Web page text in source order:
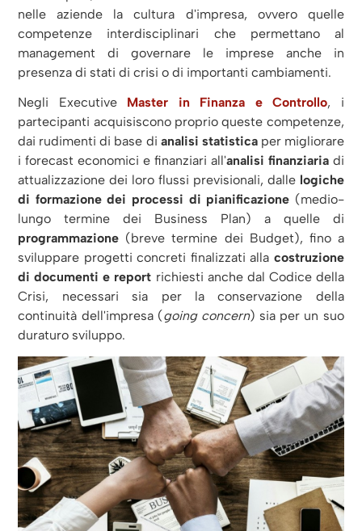
nelle aziende la cultura d'impresa, ovvero quelle
competenze interdisciplinari che permettano al
management di governare le imprese anche in
presenza di stati di crisi o di importanti cambiamenti.
Negli Executive Master in Finanza e Controllo, i
partecipanti acquisiscono proprio queste competenze,
dai rudimenti di base di analisi statistica per migliorare
i forecast economici e finanziari all'analisi finanziariadi
attualizzazione dei loro flussi previsionali, dalle logiche
di formazione dei processi di pianificazione (medio-
lungo termine dei Business Plan) a quelle di
programmazione (breve termine dei Budget), fino a
sviluppare progetti concreti finalizzati alla costruzione
di documenti e report richiesti anche dal Codice della
Crisi, necessari sia per la conservazione della
continuità dell'impresa (going concern) sia per un suo
duraturo sviluppo.